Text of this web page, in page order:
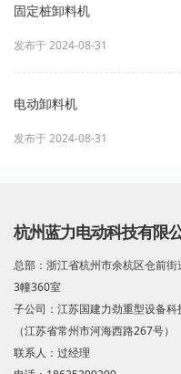
固定桩卸料机
发布于 2024-08-31
电动卸料机
发布于 2024-08-31
杭州蓝力电动科技有限
总部：浙江省杭州市余杭区仓前
3幢360室
子公司：江苏国建力劲重型设备科
（江苏省常州市河海西路267号）
联系人：过经理